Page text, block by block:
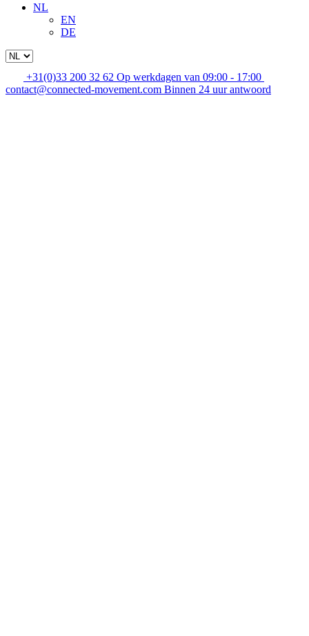
NL
EN
DE
+31(0)33 200 32 62 Op werkdagen van 09:00 - 17:00
contact@connected-movement.com Binnen 24 uur antwoord